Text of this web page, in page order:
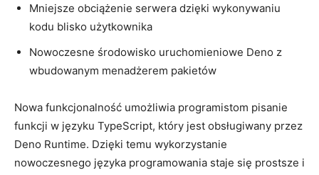
Mniejsze obciążenie⁤ serwera dzięki‌ wykonywaniu
kodu ​blisko użytkownika
Nowoczesne środowisko uruchomieniowe Deno‍ z
wbudowanym menadżerem pakietów
Nowa funkcjonalność ​umożliwia programistom⁢ pisanie‌
funkcji w języku TypeScript, ‍który jest obsługiwany przez
Deno Runtime. Dzięki ⁤temu wykorzystanie⁣
nowoczesnego języka ⁤programowania staje się prostsze i‍